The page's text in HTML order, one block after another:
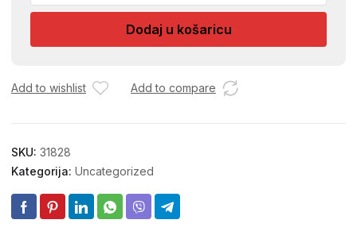
DIN
KV12,9
količina
Dodaj u košaricu
Add to wishlist Add to compare
SKU: 31828
Kategorija: Uncategorized